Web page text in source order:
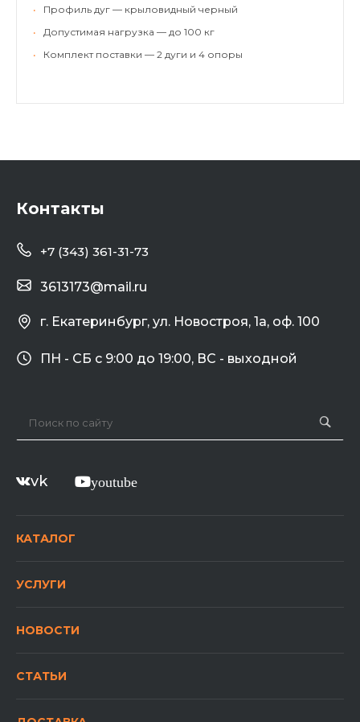
•
Профиль дуг — крыловидный черный
•
Допустимая нагрузка — до 100 кг
•
Комплект поставки — 2 дуги и 4 опоры
Контакты
+7 (343) 361-31-73
г. Екатеринбург, ул. Новостроя, 1а, оф. 100
3613173@mail.ru
ПН - СБ с 9:00 до 19:00, ВС - выходной
vk youtube
КАТАЛОГ
УСЛУГИ
НОВОСТИ
СТАТЬИ